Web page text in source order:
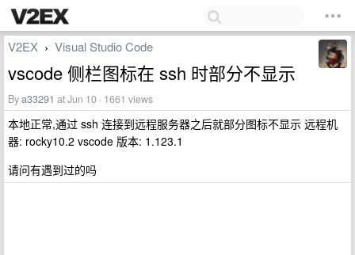
V2EX › Visual Studio Code
vscode 侧栏图标在 ssh 时部分不显示
Bya33291 at Jun 10 · 1661 views
本地正常,通过 ssh 连接到远程服务器之后就部分图标不显示 远程机
器: rocky10.2 vscode 版本: 1.123.1
请问有遇到过的吗